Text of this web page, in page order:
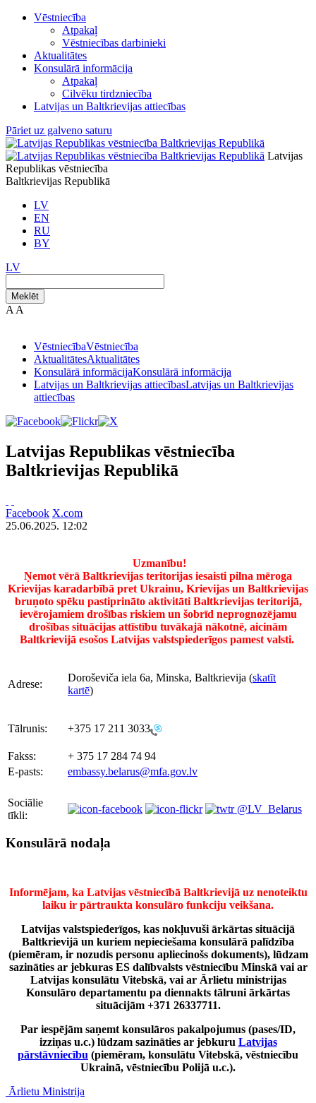
Vēstniecība
Atpakaļ
Vēstniecības darbinieki
Aktualitātes
Konsulārā informācija
Atpakaļ
Cilvēku tirdzniecība
Latvijas un Baltkrievijas attiecības
Pāriet uz galveno saturu
Latvijas
Republikas vēstniecība
Baltkrievijas Republikā
LV
EN
RU
BY
LV
Meklēt
A A
VēstniecībaVēstniecība
AktualitātesAktualitātes
Konsulārā informācijaKonsulārā informācija
Latvijas un Baltkrievijas attiecībasLatvijas un Baltkrievijas
attiecības
Latvijas Republikas vēstniecība
Baltkrievijas Republikā
Facebook X.com
25.06.2025. 12:02
Uzmanību!
Ņemot vērā Baltkrievijas teritorijas iesaisti pilna mēroga
Krievijas karadarbībā pret Ukrainu, Krievijas un Baltkrievijas
bruņoto spēku pastiprināto aktivitāti Baltkrievijas teritorijā,
ievērojamiem drošības riskiem un šobrīd neprognozējamu
drošības situācijas attīstību tuvākajā nākotnē, aicinām
Baltkrievijā esošos Latvijas valstspiederīgos pamest valsti.
Adrese:
Doroševiča iela 6a, Minska, Baltkrievija (skatīt
kartē)
Tālrunis: +375 17 211 3033
Fakss:
+ 375 17 284 74 94
E-pasts:
embassy.belarus@mfa.gov.lv
Sociālie
tīkli:
@LV_Belarus
Konsulārā nodaļa
Informējam, ka Latvijas vēstniecībā Baltkrievijā uz nenoteiktu
laiku ir pārtraukta konsulāro funkciju veikšana.
Latvijas valstspiederīgos, kas nokļuvuši ārkārtas situācijā
Baltkrievijā un kuriem nepieciešama konsulārā palīdzība
(piemēram, ir nozudis personu apliecinošs dokuments), lūdzam
sazināties ar jebkuras ES dalībvalsts vēstniecību Minskā vai ar
Latvijas konsulātu Vitebskā, vai ar Ārlietu ministrijas
Konsulāro departamentu pa diennakts tālruni ārkārtas
situācijām +371 26337711.
Par iespējām saņemt konsulāros pakalpojumus (pases/ID,
izziņas u.c.) lūdzam sazināties ar jebkuru Latvijas
pārstāvniecību (piemēram, konsulātu Vitebskā, vēstniecību
Ukrainā, vēstniecību Polijā u.c.).
Ārlietu Ministrija